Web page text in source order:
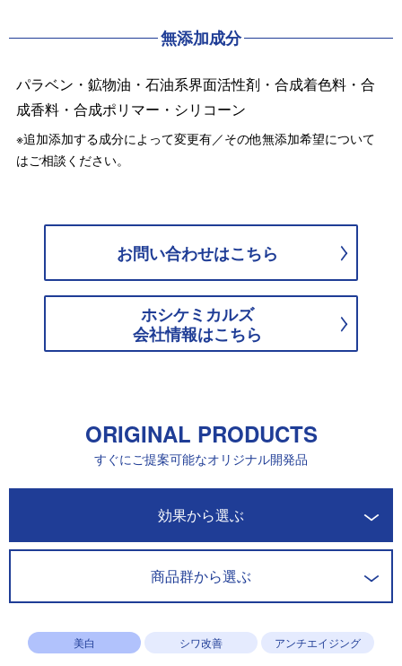
無添加成分
パラベン・鉱物油・石油系界面活性剤・合成着色料・合
成香料・合成ポリマー・シリコーン
※追加添加する成分によって変更有／その他無添加希望について
はご相談ください。
お問い合わせはこちら
ホシケミカルズ
会社情報はこちら
ORIGINAL PRODUCTS
すぐにご提案可能なオリジナル開発品
効果から選ぶ
商品群から選ぶ
美白 シワ改善 アンチエイジング